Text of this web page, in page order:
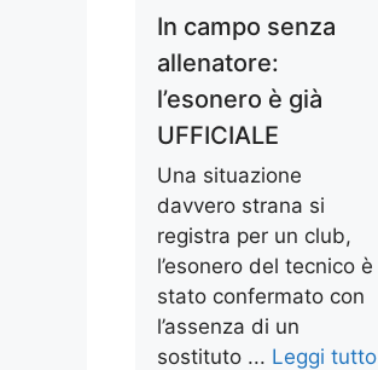
In campo senza
allenatore:
l’esonero è già
UFFICIALE
Una situazione
davvero strana si
registra per un club,
l’esonero del tecnico è
stato confermato con
l’assenza di un
sostituto ... Leggi tutto